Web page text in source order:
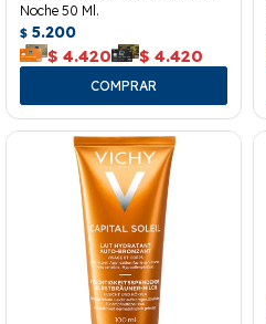
Noche 50 Ml.
$ 5.200
$ 4.420 $ 4.420